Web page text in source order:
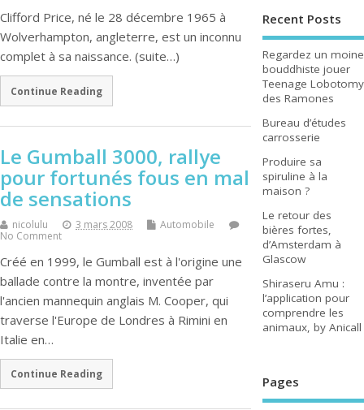
Clifford Price, né le 28 décembre 1965 à
Wolverhampton, angleterre, est un inconnu
complet à sa naissance. (suite…)
Continue Reading
Le Gumball 3000, rallye
pour fortunés fous en mal
de sensations
nicolulu 3 mars 2008
Automobile
No Comment
Créé en 1999, le Gumball est à l'origine une
ballade contre la montre, inventée par
l'ancien mannequin anglais M. Cooper, qui
traverse l'Europe de Londres à Rimini en
Italie en…
Continue Reading
Recent Posts
Regardez un moine
bouddhiste jouer
Teenage Lobotomy
des Ramones
Bureau d’études
carrosserie
Produire sa
spiruline à la
maison ?
Le retour des
bières fortes,
d’Amsterdam à
Glascow
Shiraseru Amu :
l’application pour
comprendre les
animaux, by Anicall
Pages